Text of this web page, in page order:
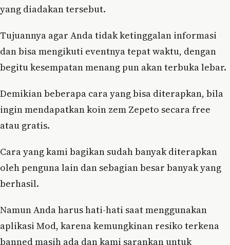
yang diadakan tersebut.
Tujuannya agar Anda tidak ketinggalan informasi
dan bisa mengikuti eventnya tepat waktu, dengan
begitu kesempatan menang pun akan terbuka lebar.
Demikian beberapa cara yang bisa diterapkan, bila
ingin mendapatkan koin zem Zepeto secara free
atau gratis.
Cara yang kami bagikan sudah banyak diterapkan
oleh penguna lain dan sebagian besar banyak yang
berhasil.
Namun Anda harus hati-hati saat menggunakan
aplikasi Mod, karena kemungkinan resiko terkena
banned masih ada dan kami sarankan untuk